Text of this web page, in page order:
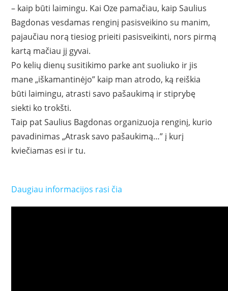
– kaip būti laimingu. Kai Oze pamačiau, kaip Saulius
Bagdonas vesdamas renginį pasisveikino su manim,
pajaučiau norą tiesiog prieiti pasisveikinti, nors pirmą
kartą mačiau jį gyvai.
Po kelių dienų susitikimo parke ant suoliuko ir jis
mane „iškamantinėjo” kaip man atrodo, ką reiškia
būti laimingu, atrasti savo pašaukimą ir stiprybę
siekti ko trokšti.
Taip pat Saulius Bagdonas organizuoja renginį, kurio
pavadinimas „Atrask savo pašaukimą…” į kurį
kviečiamas esi ir tu.
Daugiau informacijos rasi čia